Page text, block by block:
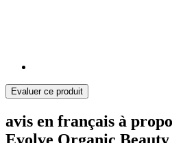
Evaluer ce produit
avis en français à
Evolve Organic